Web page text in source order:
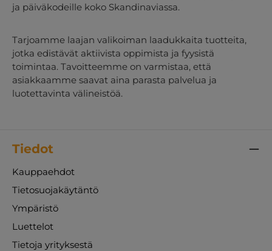
ja päiväkodeille koko Skandinaviassa.
Tarjoamme laajan valikoiman laadukkaita tuotteita,
jotka edistävät aktiivista oppimista ja fyysistä
toimintaa. Tavoitteemme on varmistaa, että
asiakkaamme saavat aina parasta palvelua ja
luotettavinta välineistöä.
Tiedot
Kauppaehdot
Tietosuojakäytäntö
Ympäristö
Luettelot
Tietoja yrityksestä